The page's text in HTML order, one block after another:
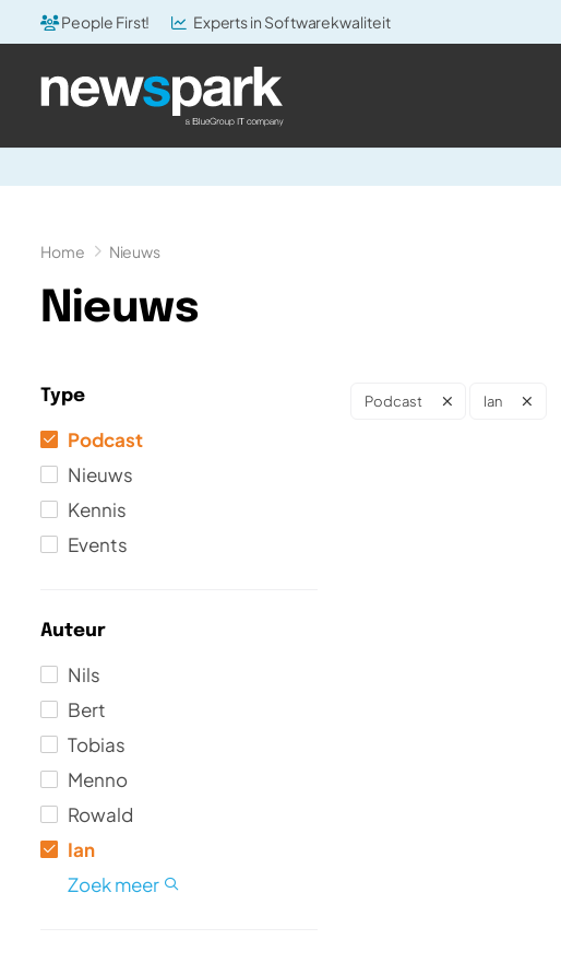
Home Nieuws
Nieuws
Type
Podcast
Nieuws
Kennis
Events
Auteur
Nils
Bert
Tobias
Menno
Rowald
Rick
Joeri
Gerard
Silvio
Jasper
Ian
Maikel
Brigitte
André
Eric
Jelle
Marco
Bas
Jan-Pieter
Alexander
Nick
Hidde
Pieter
Zoek meer
Podcast Ian
People First! Experts in Softwarekwaliteit